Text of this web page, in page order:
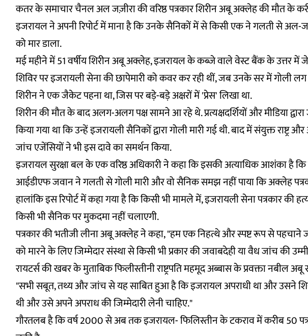
कतर के समाचार चैनल अल जज़ीरा की वरिष्ठ पत्रकार शिरीन अबू अक्लेह की मौत के
इजरायल ने अपनी रिपोर्ट में माना है कि उनके सैनिकों में से किसी एक ने गलती से अल-
को मार डाला.
मई महीने में 51 वर्षीय शिरीन अबू अक्लेह, इजरायल के कब्जे वाले वेस्ट बैंक के उत्तर में
शिविर पर इजरायली सेना की छापेमारी को कवर कर रही थीं, जब उनके सर में गोली
शिरीन ने एक जैकेट पहना था, जिस पर बड़े-बड़े अक्षरों में 'प्रेस' लिखा था.
शिरीन की मौत के बाद अलग-अलग पक्ष सामने आ रहे थे. प्रत्यक्षदर्शियों और मीडिया
किया गया था कि उन्हें इजरायली सैनिकों द्वारा गोली मारी गई थी. बाद में संयुक्त राष्ट्र
जांच एजेंसियों ने भी इस दावे का समर्थन किया.
इजरायल सुरक्षा बल के एक वरिष्ठ अधिकारी ने कहा कि इसकी अत्याधिक आशंका है कि
आईडीएफ जवान ने गलती से गोली मारी और वो सैनिक समझ नहीं पाया कि अक्लेह
हालांकि इस रिपोर्ट में कहा गया है कि किसी भी मामले में, इजरायली सेना पत्रकार की
किसी भी सैनिक पर मुकदमा नहीं चलाएगी.
पत्रकार की भतीजी लीना अबू अक्लेह ने कहा, "हम एक निहत्थे और स्पष्ट रूप से पहचाने
को मारने के लिए जिम्मेदार संस्था से किसी भी प्रकार की जवाबदेही या वैध जांच की
रायटर्स की खबर के मुताबिक फिलीस्तीनी राष्ट्रपति महमूद अब्बास के प्रवक्ता नबील
"सभी सबूत, तथ्य और जांच से यह साबित हुआ है कि इजरायल अपराधी था और उसने
थी और उसे अपने अपराध की जिम्मेदारी लेनी चाहिए."
गौरतलब है कि वर्ष 2000 से अब तक इजरायल- फिलिस्तीन के टकराव में करीब 50